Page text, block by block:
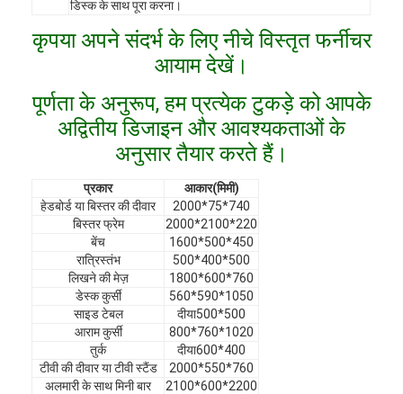
घर
उत्पादों
वीआर शो
हमारे बारे में
कारखाने का दौरा
गुणवत्ता नियंत्रण
हमसे संपर्क करें
डिस्क के साथ पूरा करना।
कृपया अपने संदर्भ के लिए नीचे विस्तृत फर्नीचर
आयाम देखें।
पूर्णता के अनुरूप, हम प्रत्येक टुकड़े को आपके
अद्वितीय डिजाइन और आवश्यकताओं के
अनुसार तैयार करते हैं।
प्रकार
आकार(मिमी)
हेडबोर्ड या बिस्तर की दीवार
2000*75*740
बिस्तर फ्रेम
2000*2100*220
बेंच
1600*500*450
रात्रिस्तंभ
500*400*500
लिखने की मेज़
1800*600*760
डेस्क कुर्सी
560*590*1050
साइड टेबल
दीया500*500
आराम कुर्सी
800*760*1020
तुर्क
दीया600*400
टीवी की दीवार या टीवी स्टैंड
2000*550*760
अलमारी के साथ मिनी बार
2100*600*2200